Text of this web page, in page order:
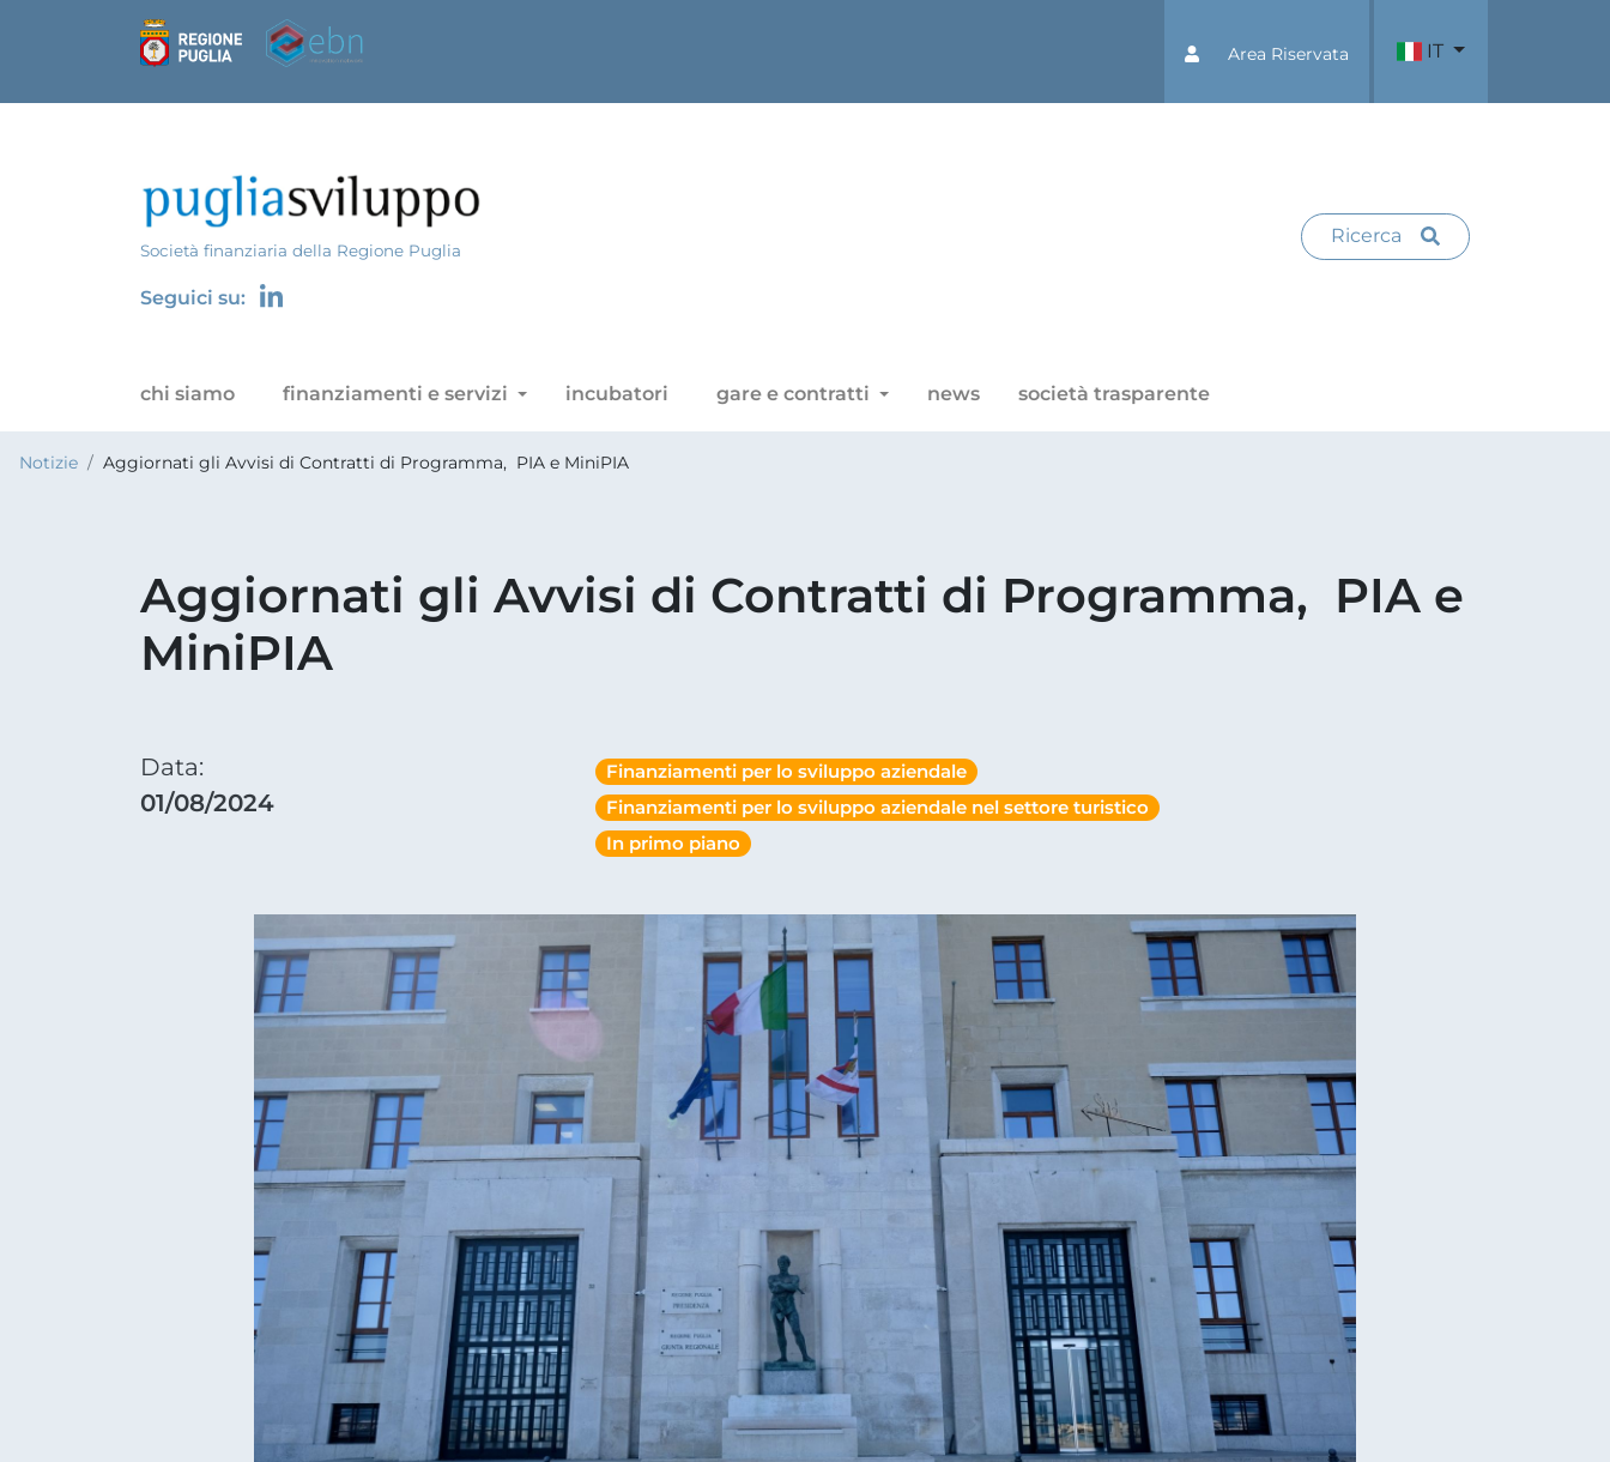
Area Riservata IT
Società finanziaria della Regione Puglia
Seguici su:
Ricerca
chi siamo finanziamenti e servizi incubatori gare e contratti news società trasparente
Notizie Aggiornati gli Avvisi di Contratti di Programma, PIA e MiniPIA
Aggiornati gli Avvisi di Contratti di Programma, PIA e
MiniPIA
Data:
01/08/2024
Finanziamenti per lo sviluppo aziendale
Finanziamenti per lo sviluppo aziendale nel settore turistico
In primo piano